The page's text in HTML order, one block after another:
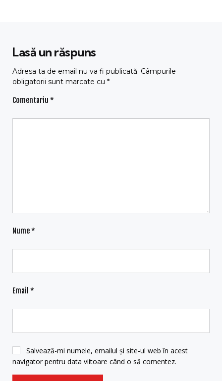
Lasă un răspuns
Adresa ta de email nu va fi publicată. Câmpurile
obligatorii sunt marcate cu *
Comentariu *
Nume*
Email *
Salvează-mi numele, emailul și site-ul web în acest
navigator pentru data viitoare când o să comentez.